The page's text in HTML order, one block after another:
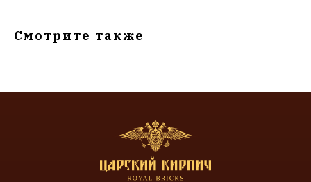
Смотрите также